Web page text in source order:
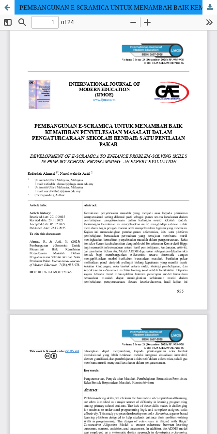
PEMBANGUNAN E-SCRAMICA UNTUK MENAMBAH BAIK KEMAHIRAN PENYELESAIAN MASALAH DALAM PENGATURCARAAN SEKOLAH RENDAH: SATU PENILAIAN PAKAR